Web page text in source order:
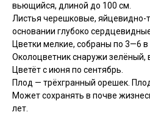
вьющийся, длиной до 100 см.
Листья черешковые, яйцевидно-
основании глубоко
Цветки мелкие, собраны по 3—6 в
Околоцветник снаружи зелёный,
Цветёт с июня по сентябрь.
Плод — трёхгранный орешек.
Может сохранять в почве
лет.